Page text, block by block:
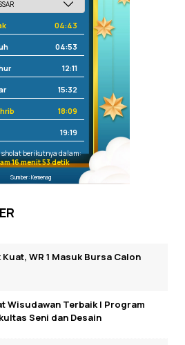
04:43
04:53
12:11
15:32
18:09
19:19
sholat berikutnya dalam:
16 menit 53 detik
Sumber: Kemenag
Kuat, WR 1 Masuk Bursa Calon
Wisudawan Terbaik I Program
Seni dan Desain